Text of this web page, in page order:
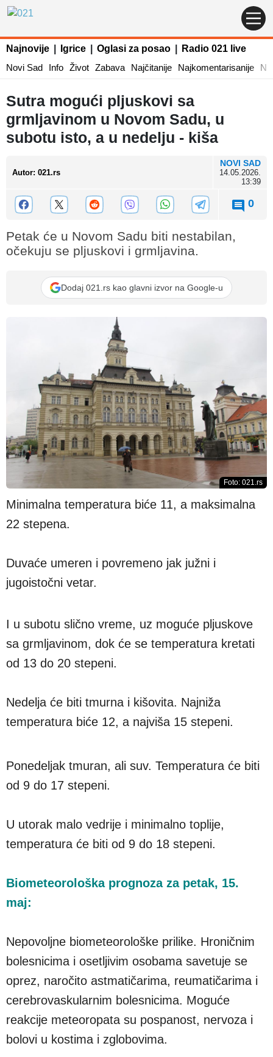
Najnovije Igrice Oglasi za posao
Radio 021 live
Novi Sad
Info Život Zabava Najčitanije Najkomentarisanije
Sutra mogući pljuskovi sa
grmljavinom u Novom Sadu, u
subotu isto, a u nedelju - kiša
Autor: 021.rs
NOVI SAD
14.05.2026.
13:39
0
Petak će u Novom Sadu biti nestabilan,
očekuju se pljuskovi i grmljavina.
Dodaj 021.rs kao glavni izvor na Google-u
Foto: 021.rs
Minimalna temperatura biće 11, a maksimalna
22 stepena.
Duvaće umeren i povremeno jak južni i
jugoistočni vetar.
I u subotu slično vreme, uz moguće pljuskove
sa grmljavinom, dok će se temperatura kretati
od 13 do 20 stepeni.
Nedelja će biti tmurna i kišovita. Najniža
temperatura biće 12, a najviša 15 stepeni.
Ponedeljak tmuran, ali suv. Temperatura će biti
od 9 do 17 stepeni.
U utorak malo vedrije i minimalno toplije,
temperatura će biti od 9 do 18 stepeni.
Biometeorološka prognoza za petak, 15.
maj:
Nepovoljne biometeorološke prilike. Hroničnim
bolesnicima i osetljivim osobama savetuje se
oprez, naročito astmatičarima, reumatičarima i
cerebrovaskularnim bolesnicima. Moguće
reakcije meteoropata su pospanost, nervoza i
bolovi u kostima i zglobovima.